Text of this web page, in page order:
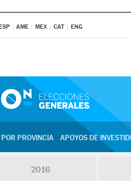
AME MEX CAT ENG
POR PROVINCIA APOYOS DE
2016